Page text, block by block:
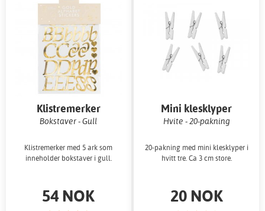
Klistremerker
Bokstaver - Gull
Klistremerker med 5 ark som
inneholder bokstaver i gull.
54 NOK
Mini klesklyper
Hvite - 20-pakning
20-pakning med mini klesklyper i
hvitt tre. Ca 3 cm store.
20 NOK